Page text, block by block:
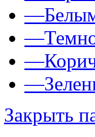
—
—
—
—
Закрыть